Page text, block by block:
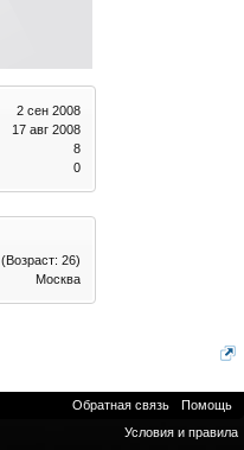
2 сен 2008
17 авг 2008
8
0
(Возраст: 26)
Москва
Обратная связь
Помощь
Условия и правила